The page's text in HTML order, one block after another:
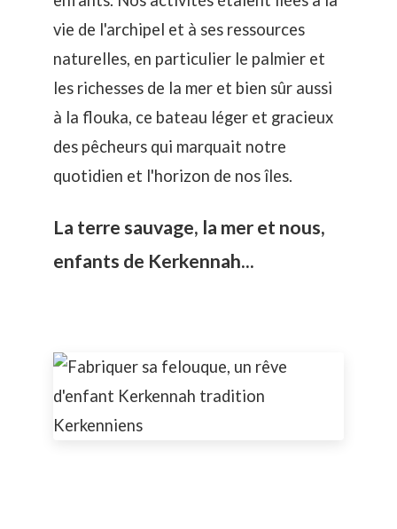
vie de l'archipel et à ses ressources
naturelles, en particulier le palmier et
les richesses de la mer et bien sûr aussi
à la flouka, ce bateau léger et gracieux
des pêcheurs qui marquait notre
quotidien et l'horizon de nos îles.
La terre sauvage, la mer et nous,
enfants de Kerkennah...